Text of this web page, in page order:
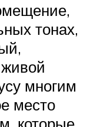
тонах,
многим
место